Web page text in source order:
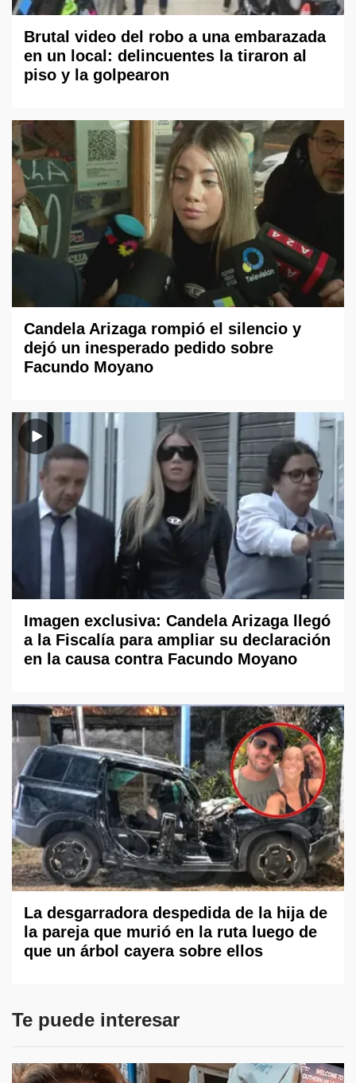
Brutal video del robo a una embarazada
en un local: delincuentes la tiraron al
piso y la golpearon
Candela Arizaga rompió el silencio y
dejó un inesperado pedido sobre
Facundo Moyano
Imagen exclusiva: Candela Arizaga llegó
a la Fiscalía para ampliar su declaración
en la causa contra Facundo Moyano
La desgarradora despedida de la hija de
la pareja que murió en la ruta luego de
que un árbol cayera sobre ellos
Te puede interesar